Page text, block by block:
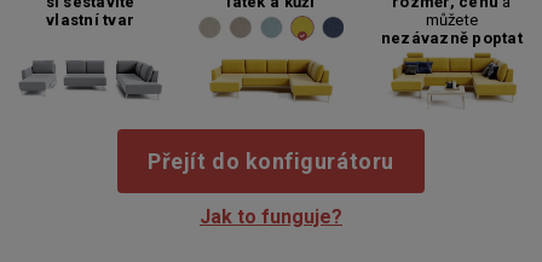
vlastní tvar
můžete
nezávazně poptat
Přejít do konfigurátoru
Jak to funguje?